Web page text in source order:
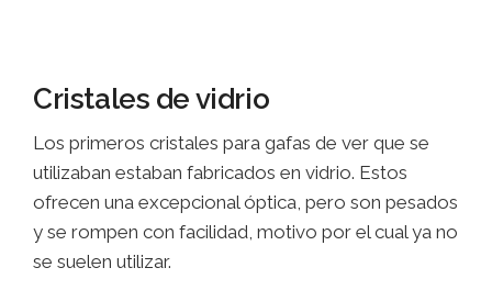
Cristales de vidrio
Los primeros cristales para gafas de ver que se
utilizaban estaban fabricados en vidrio. Estos
ofrecen una excepcional óptica, pero son pesados
y se rompen con facilidad, motivo por el cual ya no
se suelen utilizar.